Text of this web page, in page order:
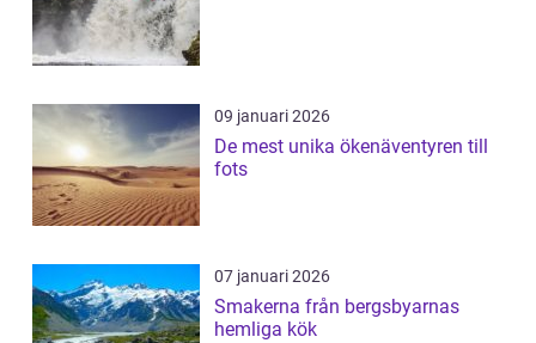
09 januari 2026
De mest unika ökenäventyren till
fots
07 januari 2026
Smakerna från bergsbyarnas
hemliga kök